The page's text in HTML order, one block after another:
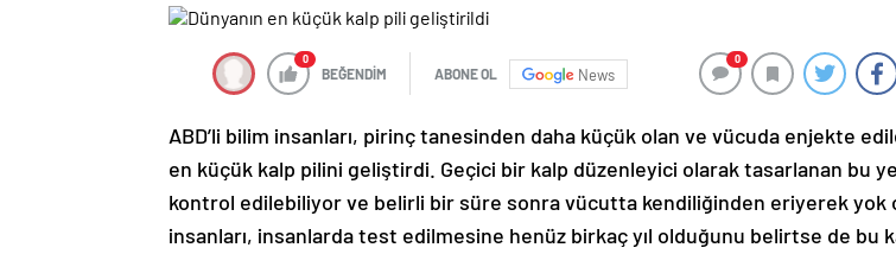
0
BEĞENDİM ABONE OL News
0
ABD’li bilim insanları, pirinç tanesinden daha küçük olan ve vücuda enjekte
en küçük kalp pilini geliştirdi. Geçici bir kalp düzenleyici olarak tasarlanan bu
kontrol edilebiliyor ve belirli bir süre sonra vücutta kendiliğinden eriyerek yok
insanları, insanlarda test edilmesine henüz birkaç yıl olduğunu belirtse de bu